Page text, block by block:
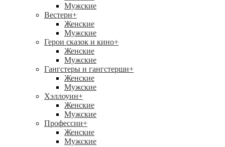
Мужские
Вестерн+
Женские
Мужские
Герои сказок и кино+
Женские
Мужские
Гангстеры и гангстерши+
Женские
Мужские
Хэллоуин+
Женские
Мужские
Профессии+
Женские
Мужские